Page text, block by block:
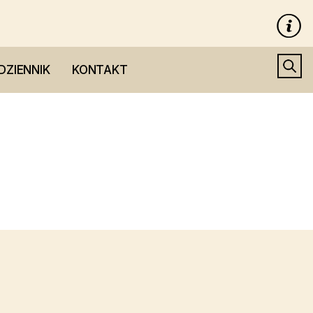
KONTAKT